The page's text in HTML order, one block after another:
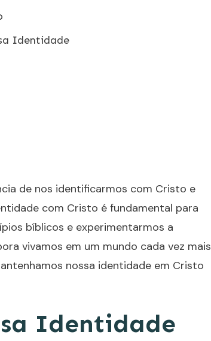
Identidade
de nos identificarmos com Cristo e
com Cristo é fundamental para
bíblicos e experimentarmos a
vivamos em um mundo cada vez mais
nossa identidade em Cristo
Identidade